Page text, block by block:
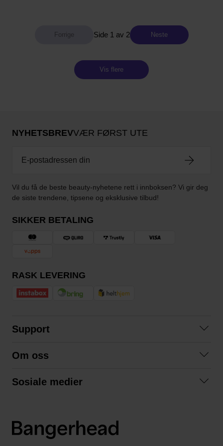
Side 1 av 2 Neste
Vis flere
NYHETSBREVVÆR FØRST UTE
Vil du få de beste beauty-nyhetene rett i innboksen? Vi gir deg
de siste trendene, tipsene og eksklusive tilbud!
SIKKER BETALING
RASK LEVERING
Support
Kjøpsvilkår
Om oss
Sosiale medier
LinkedIn